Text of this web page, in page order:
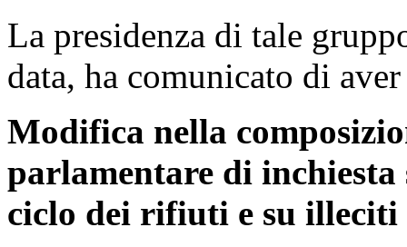
La presidenza di tale
data, ha comunicato di
Modifica nella
parlamentare di
ciclo dei rifiuti e su illeciti